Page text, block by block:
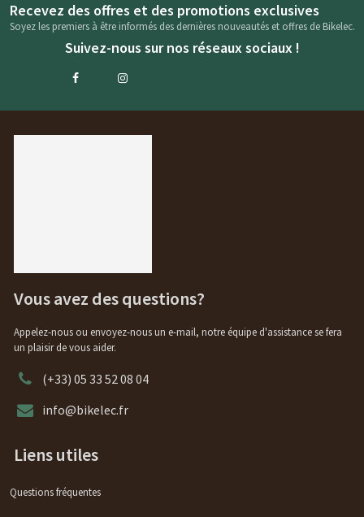
Recevez des offres et des promotions exclusives
Soyez les premiers à être informés des dernières nouveautés et offres de Bikelec.
Suivez-nous sur nos réseaux sociaux !
Vous avez des questions?
Appelez-nous ou envoyez-nous un e-mail, notre équipe d'assistance se fera
un plaisir de vous aider.
(+33) 05 33 52 08 04
info@bikelec.fr
Liens utiles
Questions fréquentes